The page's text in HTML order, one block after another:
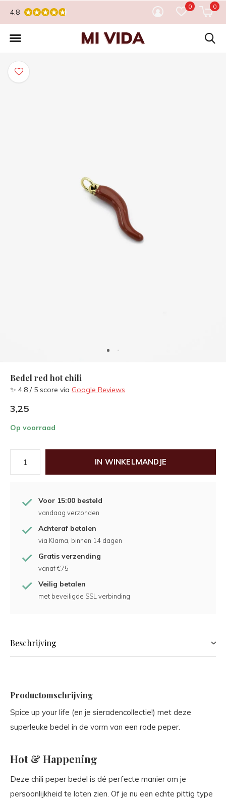
0 0
4.8
Bedel red hot chili
✨ 4.8 / 5 score via Google Reviews
3,25
Op voorraad
IN WINKELMANDJE
Voor 15:00 besteld
vandaag verzonden
Achteraf betalen
via Klarna, binnen 14 dagen
Gratis verzending
vanaf €75
Veilig betalen
met beveiligde SSL verbinding
Beschrijving
Productomschrijving
Spice up your life (en je sieradencollectie!) met deze
superleuke bedel in de vorm van een rode peper.
Hot & Happening
Deze chili peper bedel is dé perfecte manier om je
persoonlijkheid te laten zien. Of je nu een echte pittig type